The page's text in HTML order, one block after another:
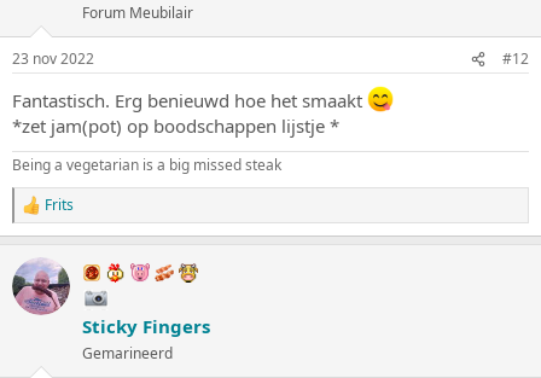
e
:
Forum Meubilair
23 nov 2022 #12
Fantastisch. Erg benieuwd hoe het smaakt
*zet jam(pot) op boodschappen lijstje *
Being a vegetarian is a big missed steak
W
a
r
d
e
Frits
Sticky Fingers
Gemarineerd